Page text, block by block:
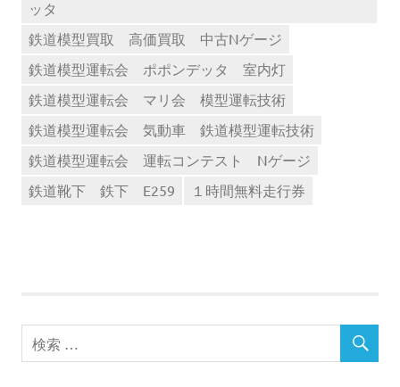
ッタ
鉄道模型買取 高価買取 中古Nゲージ
鉄道模型運転会 ポポンデッタ 室内灯
鉄道模型運転会 マリ会 模型運転技術
鉄道模型運転会 気動車 鉄道模型運転技術
鉄道模型運転会 運転コンテスト Nゲージ
鉄道靴下 鉄下 E259
１時間無料走行券